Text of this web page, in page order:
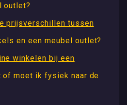
outlet?
prijsverschillen tussen
en een meubel outlet?
winkelen bij een
of moet ik fysiek naar de